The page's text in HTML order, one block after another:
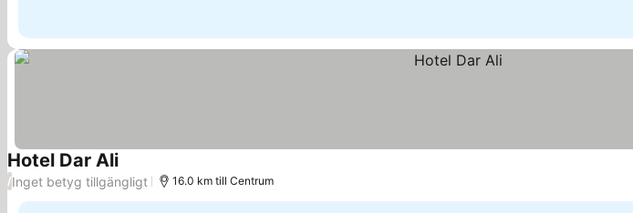
Hotel Dar Ali
/Inget betyg tillgängligt 16.0 km till Centrum